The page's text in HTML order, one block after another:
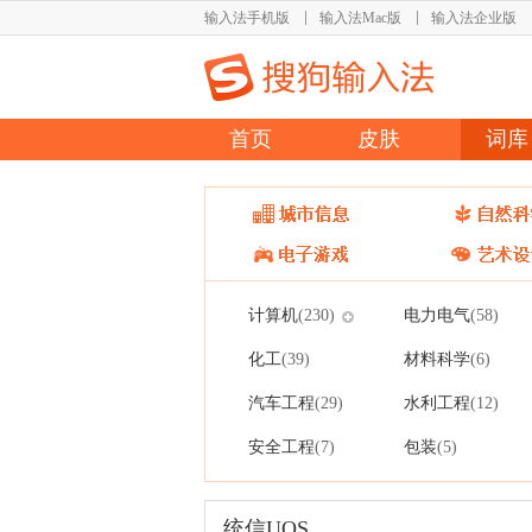
输入法手机版 输入法Mac版 输入法企业版
首页 皮肤 词库
计算机(230) 电力电气(58)
化工(39) 材料科学(6)
汽车工程(29) 水利工程(12)
安全工程(7) 包装(5)